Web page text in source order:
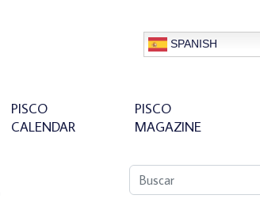
SPANISH
PISCO
CALENDAR
PISCO
MAGAZINE